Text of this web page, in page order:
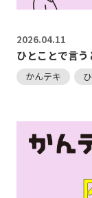
2026.04.11
ひとことで言
かんテキ